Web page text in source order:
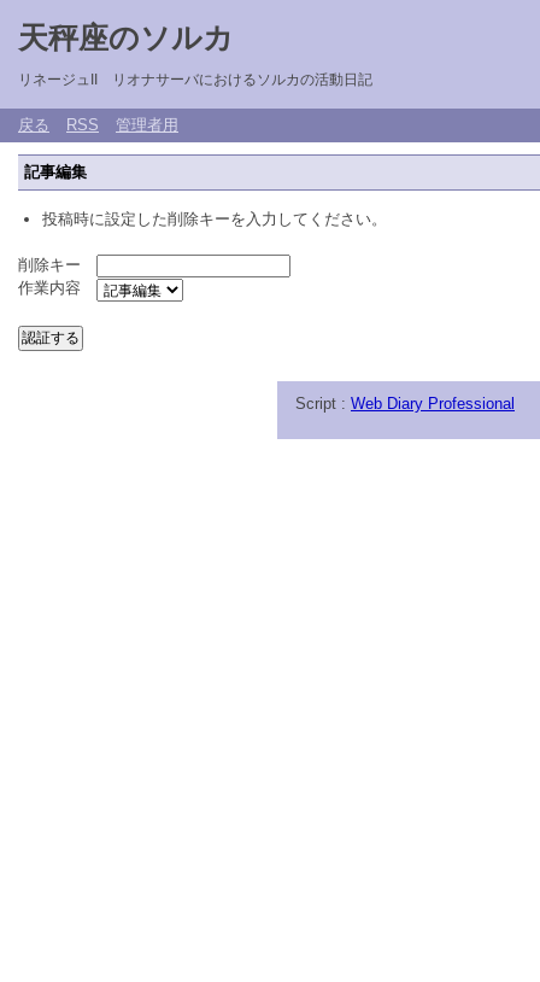
天秤座のソルカ
リネージュII リオナサーバにおけるソルカの活動日記
戻る RSS 管理者用
記事編集
投稿時に設定した削除キーを入力してください。
削除キー
作業内容
Script : Web Diary Professional